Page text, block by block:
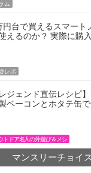
ム
円台で買えるスマート
えるのか？ 実際に購
レポ
レジェンド直伝レシピ
ベーコンとホタテ缶
トドア名人の外遊び＆メシ
マンスリーチョイス